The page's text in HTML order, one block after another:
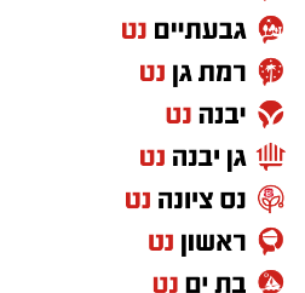
ובסה”כ הרוויחה על הקשר
אירו כ6 מיליון שקל.